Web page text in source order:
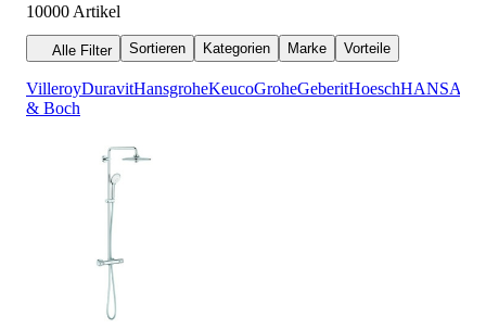
10000 Artikel
Alle Filter Sortieren Kategorien Marke Vorteile
Villeroy
& Boch
DuravitHansgroheKeucoGroheGeberitHoeschHANSA